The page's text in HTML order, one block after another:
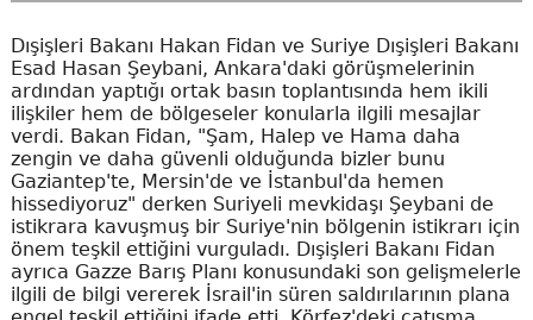
Dışişleri Bakanı Hakan Fidan ve Suriye Dışişleri Bakanı
Esad Hasan Şeybani, Ankara'daki görüşmelerinin
ardından yaptığı ortak basın toplantısında hem ikili
ilişkiler hem de bölgeseler konularla ilgili mesajlar
verdi. Bakan Fidan, "Şam, Halep ve Hama daha
zengin ve daha güvenli olduğunda bizler bunu
Gaziantep'te, Mersin'de ve İstanbul'da hemen
hissediyoruz" derken Suriyeli mevkidaşı Şeybani de
istikrara kavuşmuş bir Suriye'nin bölgenin istikrarı için
önem teşkil ettiğini vurguladı. Dışişleri Bakanı Fidan
ayrıca Gazze Barış Planı konusundaki son gelişmelerle
ilgili de bilgi vererek İsrail'in süren saldırılarının plana